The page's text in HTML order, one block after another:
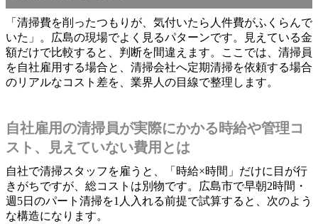
「清掃費を削ったつもりが、気付いたら人件費がふくらんで
いた」。広島の現場でよく見るパターンです。見えている金
額だけで比較すると、判断を間違えます。ここでは、清掃員
を自社雇用する場合と、清掃会社へ定期清掃を依頼する場合
のリアルなコスト差を、業界人の目線で整理します。
自社雇用の清掃員が実際にかかる時給や管理コ
スト、見えていない費用とは
自社で清掃スタッフを雇うと、「時給×時間」だけに目が行
きがちですが、総コストは別物です。広島市で早朝2時間・
週5日のパート清掃を1人入れる前提で試算すると、次のよう
な構造になります。